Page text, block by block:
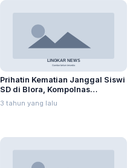
Prihatin Kematian Janggal Siswi
SD di Blora, Kompolnas
Singgung Dasar Hukum Polisi
Perlu Lakukan Autopsi
3 tahun yang lalu